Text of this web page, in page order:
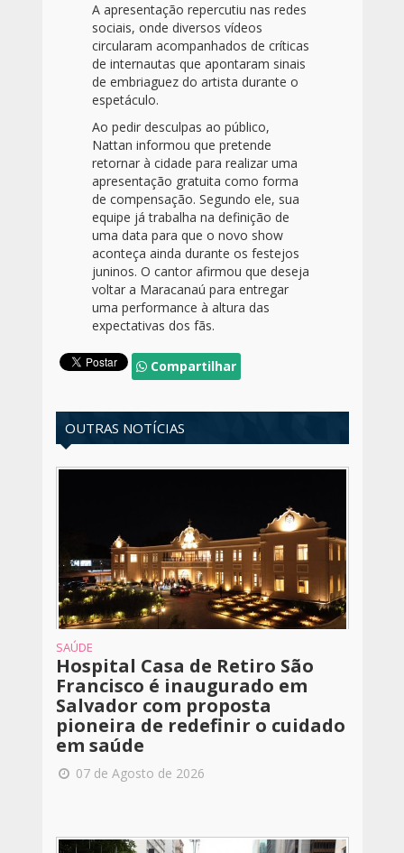
A apresentação repercutiu nas redes
sociais, onde diversos vídeos
circularam acompanhados de críticas
de internautas que apontaram sinais
de embriaguez do artista durante o
espetáculo.
Ao pedir desculpas ao público,
Nattan informou que pretende
retornar à cidade para realizar uma
apresentação gratuita como forma
de compensação. Segundo ele, sua
equipe já trabalha na definição de
uma data para que o novo show
aconteça ainda durante os festejos
juninos. O cantor afirmou que deseja
voltar a Maracanaú para entregar
uma performance à altura das
expectativas dos fãs.
Compartilhar
OUTRAS NOTÍCIAS
SAÚDE
Hospital Casa de Retiro São
Francisco é inaugurado em
Salvador com proposta
pioneira de redefinir o cuidado
em saúde
07 de Agosto de 2026